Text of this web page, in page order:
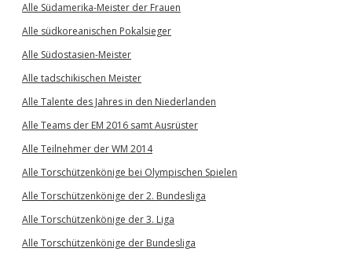
Alle Südamerika-Meister der Frauen
Alle südkoreanischen Pokalsieger
Alle Südostasien-Meister
Alle tadschikischen Meister
Alle Talente des Jahres in den Niederlanden
Alle Teams der EM 2016 samt Ausrüster
Alle Teilnehmer der WM 2014
Alle Torschützenkönige bei Olympischen Spielen
Alle Torschützenkönige der 2. Bundesliga
Alle Torschützenkönige der 3. Liga
Alle Torschützenkönige der Bundesliga